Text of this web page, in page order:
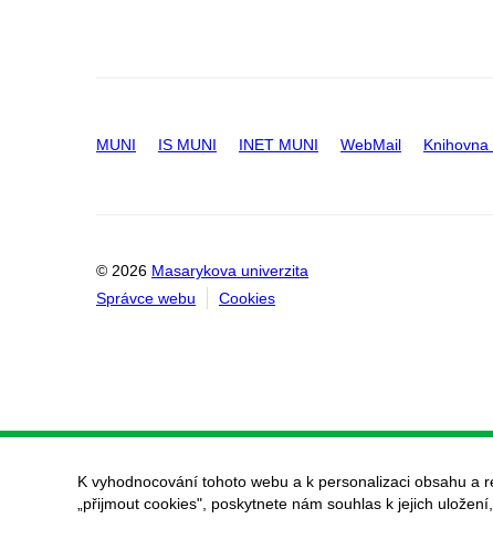
MUNI IS MUNI INET MUNI WebMail Knihovna
© 2026 Masarykova univerzita
Správce webu
Cookies
K vyhodnocování tohoto webu a k personalizaci obsahu a
„přijmout cookies", poskytnete nám souhlas k jejich